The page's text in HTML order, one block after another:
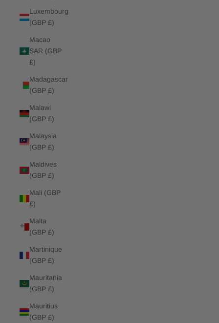
Luxembourg
(GBP £)
Macao
SAR (GBP
£)
Madagascar
(GBP £)
Malawi
(GBP £)
Malaysia
(GBP £)
Maldives
(GBP £)
Mali (GBP
£)
Malta
(GBP £)
Martinique
(GBP £)
Mauritania
(GBP £)
Mauritius
(GBP £)